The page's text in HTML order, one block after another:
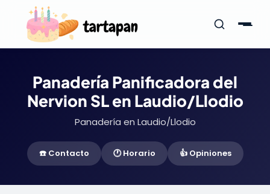
Panadería Panificadora del
Nervion SL en Laudio/Llodio
Panadería en Laudio/Llodio
☎️ Contacto 🕐 Horario 👍 Opiniones